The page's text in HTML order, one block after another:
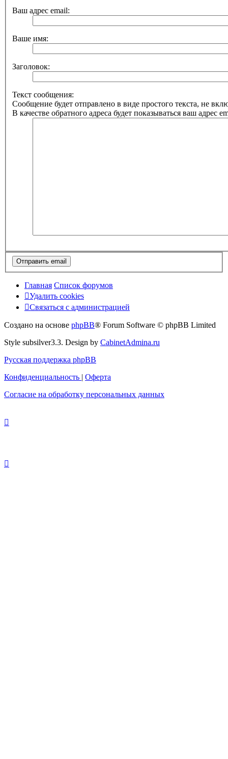
Ваш адрес email:
Ваше имя:
Заголовок:
Текст сообщения:
Сообщение будет отправлено в виде простого текста, не
В качестве обратного адреса будет показываться ваш адрес
Главная Список форумов
Удалить cookies
Связаться
администрацией
Связаться с администрацией
Создано на основе phpBB® Forum Software © phpBB Limited
Style subsilver3.3. Design by CabinetAdmina.ru
Русская поддержка phpBB
Конфиденциальность | Оферта
Согласие на обработку персональных данных